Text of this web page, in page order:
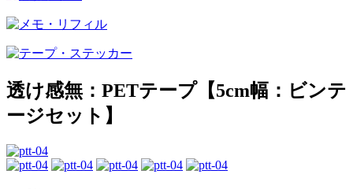
透け感無：PETテープ【5cm幅：ビンテ
ージセット】